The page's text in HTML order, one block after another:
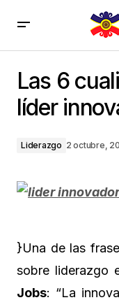
Las 6
líder
Liderazgo 2 octubre,
}Una de las
sobre liderazgo
Jobs: “La